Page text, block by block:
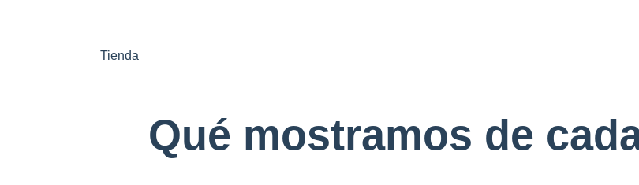
Tienda
Qué mostramos de